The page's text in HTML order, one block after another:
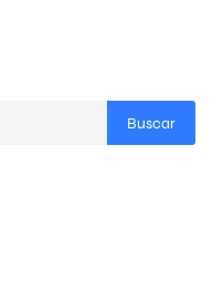
Buscar